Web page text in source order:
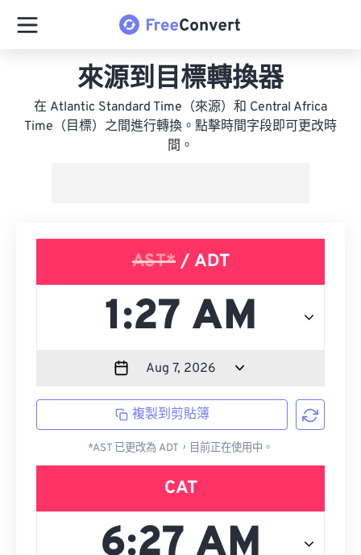
來源到目標轉換器
在 Atlantic Standard Time（來源）和 Central Africa
Time（目標）之間進行轉換。點擊時間字段即可更改時
間。
AST*/ ADT
複製到剪貼簿
*AST 已更改為 ADT，目前正在使用中。
CAT